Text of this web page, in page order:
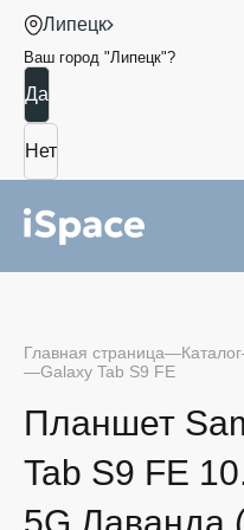
Липецк
Ваш город "Липецк"?
Главная страница Каталог
Galaxy Tab S9 FE
Планшет
Tab S9 FE